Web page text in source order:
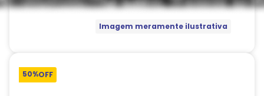
Imagem meramente ilustrativa
50%OFF